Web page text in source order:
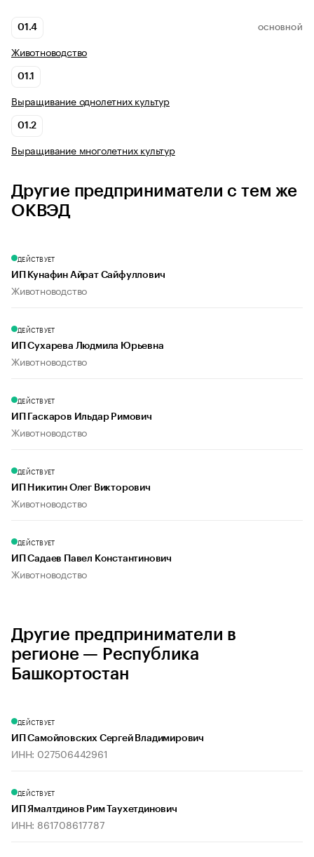
01.4 ОСНОВНОЙ
Животноводство
01.1
Выращивание однолетних культур
01.2
Выращивание многолетних культур
Другие предприниматели с тем же
ОКВЭД
ДЕЙСТВУЕТ
ИП Кунафин Айрат Сайфуллович
Животноводство
ДЕЙСТВУЕТ
ИП Сухарева Людмила Юрьевна
Животноводство
ДЕЙСТВУЕТ
ИП Гаскаров Ильдар Римович
Животноводство
ДЕЙСТВУЕТ
ИП Никитин Олег Викторович
Животноводство
ДЕЙСТВУЕТ
ИП Садаев Павел Константинович
Животноводство
Другие предприниматели в
регионе — Республика
Башкортостан
ДЕЙСТВУЕТ
ИП Самойловских Сергей Владимирович
ИНН: 027506442961
ДЕЙСТВУЕТ
ИП Ямалтдинов Рим Таухетдинович
ИНН: 861708617787